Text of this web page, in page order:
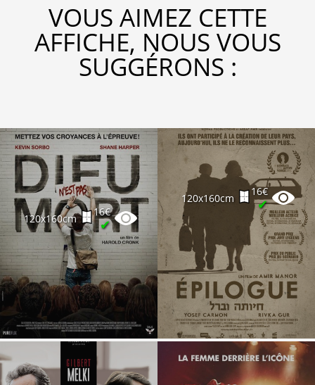
VOUS AIMEZ CETTE
AFFICHE, NOUS VOUS
SUGGÉRONS :
120x160cm
16€
✔
120x160cm
16€
✔